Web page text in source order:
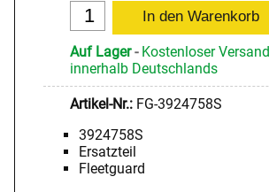
Auf Lager- Kostenloser Versand
innerhalb Deutschlands
Artikel-Nr.: FG-3924758S
3924758S
Ersatzteil
Fleetguard